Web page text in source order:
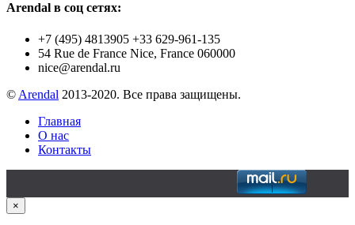
Arendal в соц сетях:
+7 (495) 4813905 +33 629-961-135
54 Rue de France Nice, France 060000
nice@arendal.ru
© Arendal 2013-2020. Все права защищены.
Главная
О нас
Контакты
×